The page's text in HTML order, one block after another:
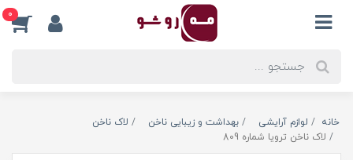
0
خانه لوازم آرایشی بهداشت و زیبایی ناخن
لاک ناخن
لاک ناخن ترویا شماره 809